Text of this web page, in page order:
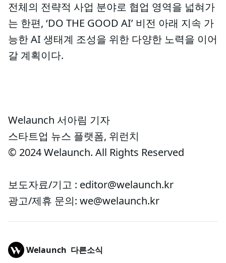
전체의 전략적 사업 분야로 협업 영역을 넓혀가
는 한편, ‘DO THE GOOD AI’ 비전 아래 지속 가
능한 AI 생태계 조성을 위한 다양한 노력을 이어
갈 계획이다.
Welaunch 서아림 기자
스타트업 뉴스 플랫폼, 위런치
© 2024 Welaunch. All Rights Reserved
보도자료/기고 : editor@welaunch.kr
광고/제휴 문의: we@welaunch.kr
Welaunch 다른소식